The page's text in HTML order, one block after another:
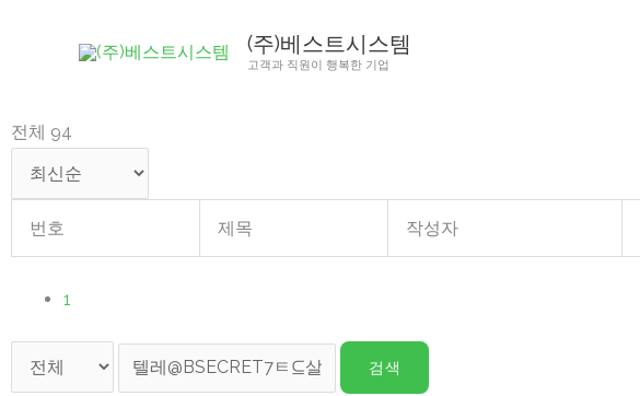
건
뛰
(주)베스트시스템
고객과 직원이 행복한 기업
전체 94
번호 제목 작성자
1
검색